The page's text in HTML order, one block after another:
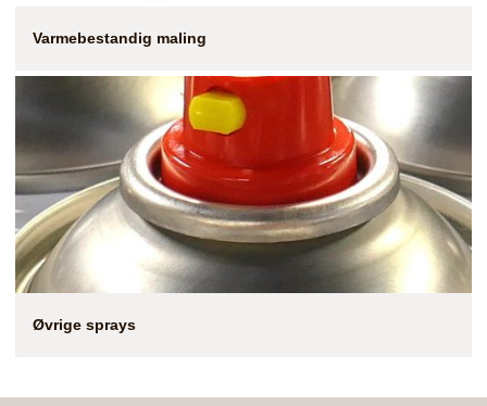
Varmebestandig maling
Øvrige sprays